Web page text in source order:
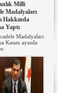
Milli
Madalyaları
Hakkında
Yaptı
Madalyaları
Kasım ayında